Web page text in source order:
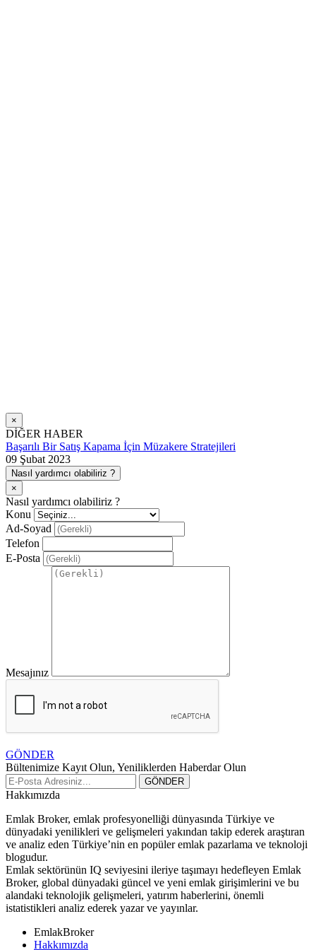
×
DİĞER HABER
Başarılı Bir Satış Kapama İçin Müzakere Stratejileri
09 Şubat 2023
Nasıl yardımcı olabiliriz ?
×
Nasıl yardımcı olabiliriz ?
Konu
Ad-Soyad
Telefon
E-Posta
Mesajınız
GÖNDER
Bültenimize Kayıt Olun, Yeniliklerden Haberdar Olun
Hakkımızda
Emlak Broker, emlak profesyonelliği dünyasında Türkiye ve
dünyadaki yenilikleri ve gelişmeleri yakından takip ederek araştıran
ve analiz eden Türkiye’nin en popüler emlak pazarlama ve teknoloji
blogudur.
Emlak sektörünün IQ seviyesini ileriye taşımayı hedefleyen Emlak
Broker, global dünyadaki güncel ve yeni emlak girişimlerini ve bu
alandaki teknolojik gelişmeleri, yatırım haberlerini, önemli
istatistikleri analiz ederek yazar ve yayınlar.
EmlakBroker
Hakkımızda